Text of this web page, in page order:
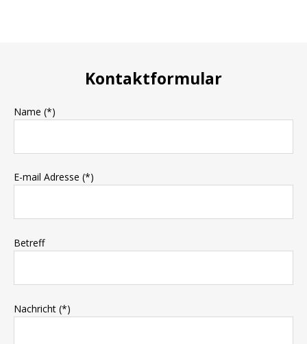
Kontaktformular
Name (*)
E-mail Adresse (*)
Betreff
Nachricht (*)